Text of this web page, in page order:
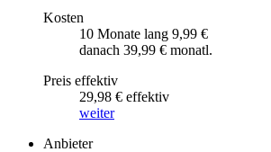
Kosten
10 Monate lang 9,99 €
danach 39,99 € monatl.
Preis effektiv
29,98 € effektiv
weiter
Anbieter